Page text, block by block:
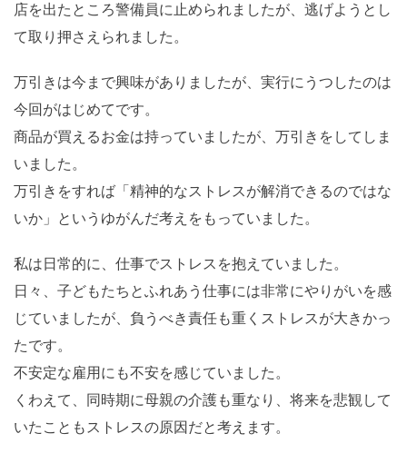
店を出たところ警備員に止められましたが、逃げようとし
て取り押さえられました。
万引きは今まで興味がありましたが、実行にうつしたのは
今回がはじめてです。
商品が買えるお金は持っていましたが、万引きをしてしま
いました。
万引きをすれば「精神的なストレスが解消できるのではな
いか」というゆがんだ考えをもっていました。
私は日常的に、仕事でストレスを抱えていました。
日々、子どもたちとふれあう仕事には非常にやりがいを感
じていましたが、負うべき責任も重くストレスが大きかっ
たです。
不安定な雇用にも不安を感じていました。
くわえて、同時期に母親の介護も重なり、将来を悲観して
いたこともストレスの原因だと考えます。